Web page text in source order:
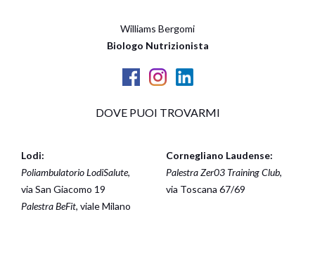
Williams Bergomi
Biologo Nutrizionista
DOVE PUOI TROVARMI
Lodi:
Poliambulatorio LodiSalute,
via San Giacomo 19
Palestra BeFit, viale Milano
Cornegliano Laudense:
Palestra Zer03 Training Club,
via Toscana 67/69